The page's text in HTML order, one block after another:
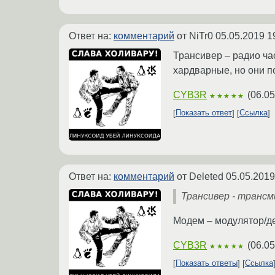
Ответ на: комментарий от NiTr0 05.05.2019
Трансивер – радио
хардварные, но они
CYB3R ★★★★★ (
Показать ответ Ссылка
Ответ на: комментарий от Deleted
Трансивер -
Модем – модулятор/
CYB3R ★★★★★ (
Показать ответы Ссылка